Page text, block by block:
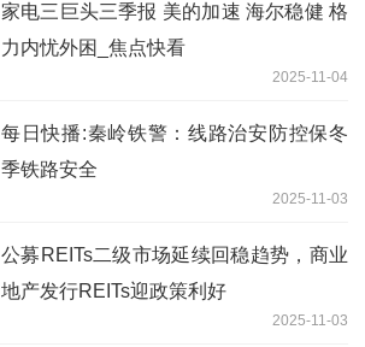
家电三巨头三季报 美的加速 海尔稳健 格
力内忧外困_焦点快看
2025-11-04
每日快播:秦岭铁警：线路治安防控保冬
季铁路安全
2025-11-03
公募REITs二级市场延续回稳趋势，商业
地产发行REITs迎政策利好
2025-11-03